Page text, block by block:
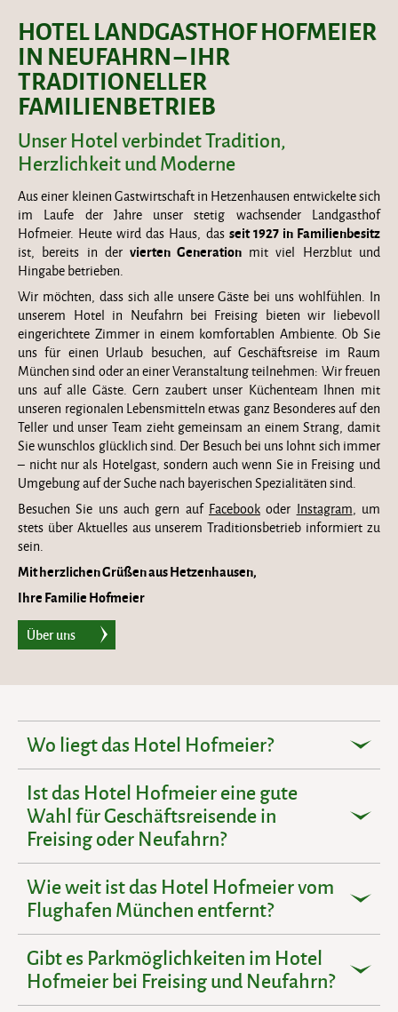
HOTEL LANDGASTHOF HOFMEIER
IN NEUFAHRN – IHR
TRADITIONELLER
FAMILIENBETRIEB
Unser Hotel verbindet Tradition,
Herzlichkeit und Moderne
Aus einer kleinen Gastwirtschaft in Hetzenhausen entwickelte sich
im Laufe der Jahre unser stetig wachsender Landgasthof
Hofmeier. Heute wird das Haus, das seit 1927 in Familienbesitz
ist, bereits in der vierten Generation mit viel Herzblut und
Hingabe betrieben.
Wir möchten, dass sich alle unsere Gäste bei uns wohlfühlen. In
unserem Hotel in Neufahrn bei Freising bieten wir liebevoll
eingerichtete Zimmer in einem komfortablen Ambiente. Ob Sie
uns für einen Urlaub besuchen, auf Geschäftsreise im Raum
München sind oder an einer Veranstaltung teilnehmen: Wir freuen
uns auf alle Gäste. Gern zaubert unser Küchenteam Ihnen mit
unseren regionalen Lebensmitteln etwas ganz Besonderes auf den
Teller und unser Team zieht gemeinsam an einem Strang, damit
Sie wunschlos glücklich sind. Der Besuch bei uns lohnt sich immer
– nicht nur als Hotelgast, sondern auch wenn Sie in Freising und
Umgebung auf der Suche nach bayerischen Spezialitäten sind.
Besuchen Sie uns auch gern auf Facebookoder Instagram, um
stets über Aktuelles aus unserem Traditionsbetrieb informiert zu
sein.
Mit herzlichen Grüßen aus Hetzenhausen,
Ihre Familie Hofmeier
Über uns
Wo liegt das Hotel Hofmeier?
Ist das Hotel Hofmeier eine gute
Wahl für Geschäftsreisende in
Freising oder Neufahrn?
Wie weit ist das Hotel Hofmeier vom
Flughafen München entfernt?
Gibt es Parkmöglichkeiten im Hotel
Hofmeier bei Freising und Neufahrn?